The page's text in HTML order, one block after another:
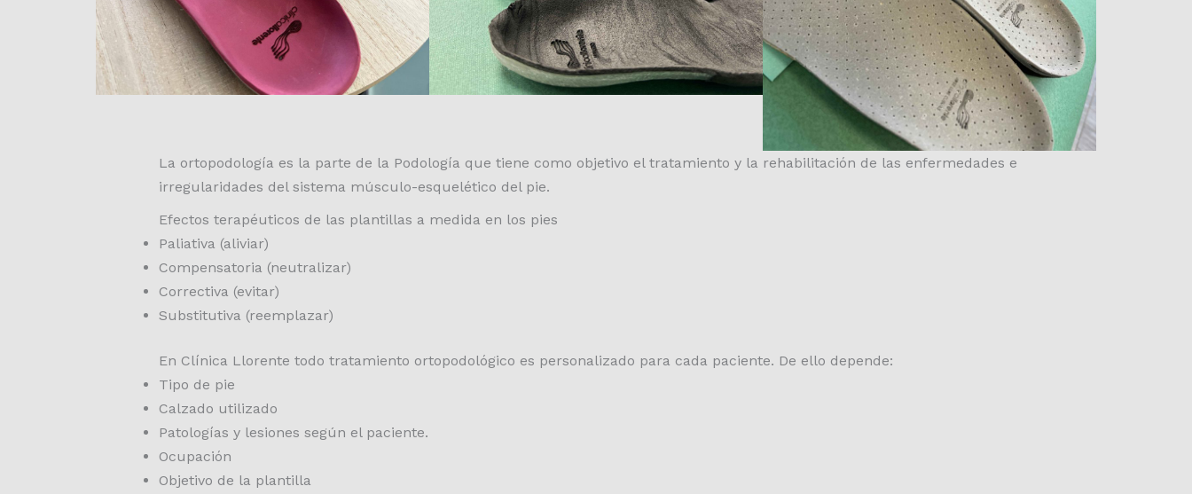
La ortopodología es la parte de la Podología que tiene como objetivo el tratamiento y la rehabilitación de las enfermedades e
irregularidades del sistema músculo-esquelético del pie.
Efectos terapéuticos de las plantillas a medida en los pies
Paliativa (aliviar)
Compensatoria (neutralizar)
Correctiva (evitar)
Substitutiva (reemplazar)
En Clínica Llorente todo tratamiento ortopodológico es personalizado para cada paciente. De ello depende:
Tipo de pie
Calzado utilizado
Patologías y lesiones según el paciente.
Ocupación
Objetivo de la plantilla